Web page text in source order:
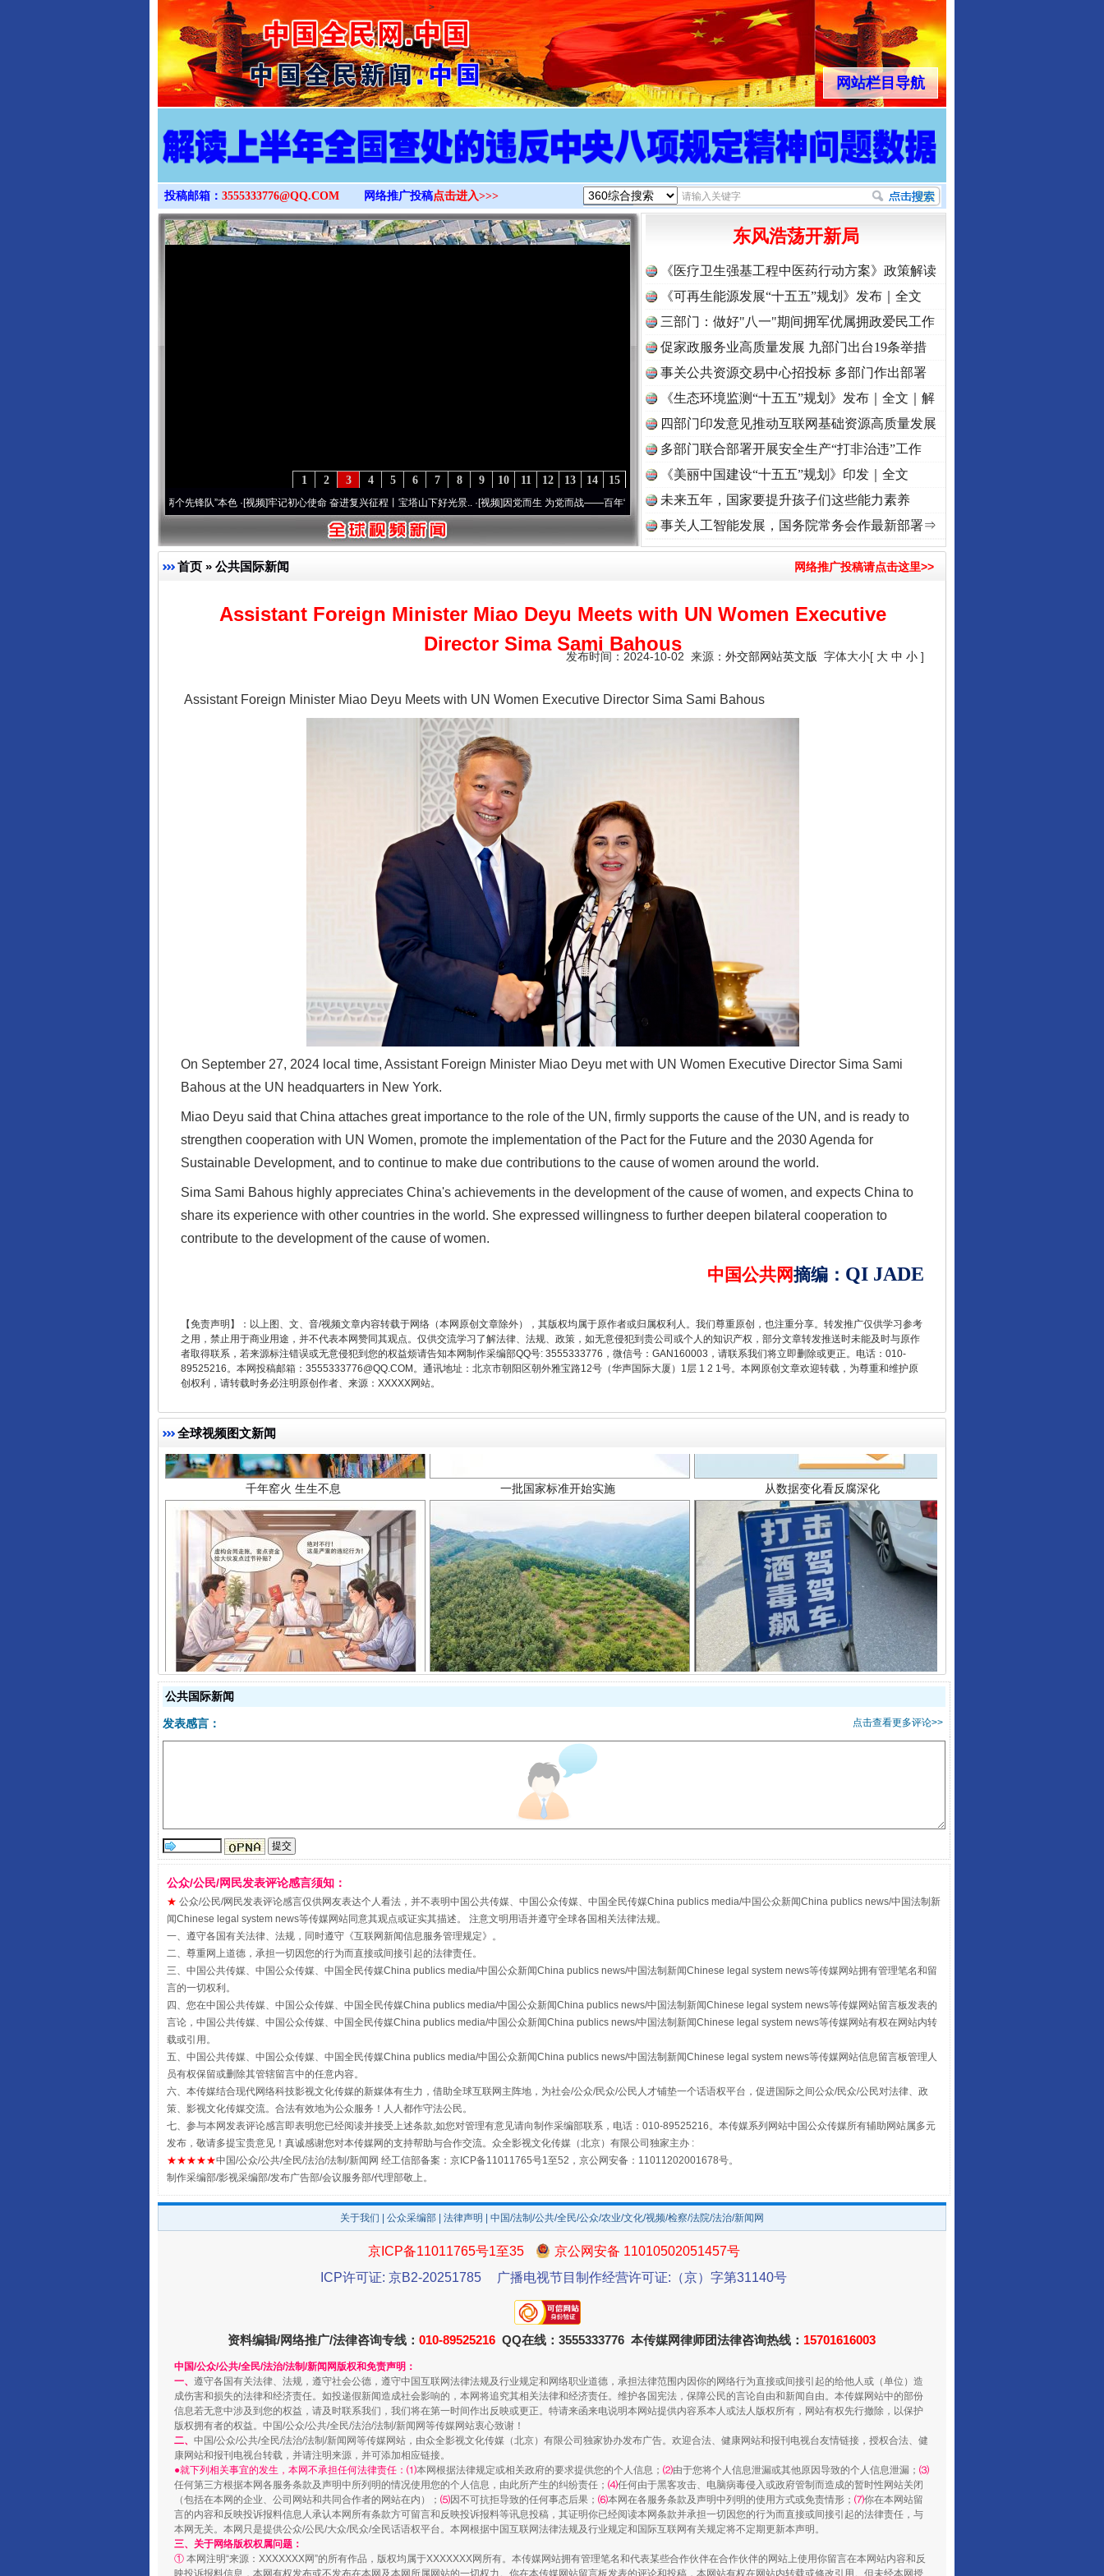
>
网站栏目导航
投稿邮箱： 3555333776@QQ.COM 网络推广投稿点击进入>>>
15
14
13
12
11
10
9
8
7
6
5
4
3
2
1
永葆“两个先锋队”本色·[视频]牢记初心使命 奋进复兴征程丨宝塔山下好光景..·[视频]因党而生 为党而战——百年“纪”事⑧加强纪律..·[视频]牢记初心使命 奋进复兴征程丨“转折之城”激荡..·[视频]
东风浩荡开新局
《医疗卫生强基工程中医药行动方案》政策解读
《可再生能源发展“十五五”规划》发布｜全文
三部门：做好"八一"期间拥军优属拥政爱民工作
促家政服务业高质量发展 九部门出台19条举措
事关公共资源交易中心招投标 多部门作出部署
《生态环境监测“十五五”规划》发布｜全文｜解
读
四部门印发意见推动互联网基础资源高质量发展
多部门联合部署开展安全生产“打非治违”工作
《美丽中国建设“十五五”规划》印发｜全文
未来五年，国家要提升孩子们这些能力素养
事关人工智能发展，国务院常务会作最新部署⇒
首页 » 公共国际新闻 网络推广投稿请点击这里>>
Assistant Foreign Minister Miao Deyu Meets with UN Women Executive
Director Sima Sami Bahous
发布时间：2024-10-02 来源： 外交部网站英文版 字体大小[ 大 中 小 ]
Assistant Foreign Minister Miao Deyu Meets with UN Women Executive Director Sima Sami Bahous
On September 27, 2024 local time, Assistant Foreign Minister Miao Deyu met with UN Women Executive Director Sima Sami
Bahous at the UN headquarters in New York.
Miao Deyu said that China attaches great importance to the role of the UN, firmly supports the cause of the UN, and is ready to
strengthen cooperation with UN Women, promote the implementation of the Pact for the Future and the 2030 Agenda for
Sustainable Development, and to continue to make due contributions to the cause of women around the world.
Sima Sami Bahous highly appreciates China's achievements in the development of the cause of women, and expects China to
share its experience with other countries in the world. She expressed willingness to further deepen bilateral cooperation to
contribute to the development of the cause of women.
中国公共网摘编 ： QI JADE
【免责声明】：以上图、文、音/视频文章内容转载于网络（本网原创文章除外），其版权均属于原作者或归属权利人。我们尊重原创，也注重分享。转发推广仅供学习参考
之用，禁止用于商业用途，并不代表本网赞同其观点。仅供交流学习了解法律、法规、政策，如无意侵犯到贵公司或个人的知识产权，部分文章转发推送时未能及时与原作
者取得联系，若来源标注错误或无意侵犯到您的权益烦请告知本网制作采编部QQ号: 3555333776，微信号：GAN160003，请联系我们将立即删除或更正。电话：010-
89525216。本网投稿邮箱：3555333776@QQ.COM。通讯地址：北京市朝阳区朝外雅宝路12号（华声国际大厦）1层 1 2 1号。本网原创文章欢迎转载，为尊重和维护原
创权利，请转载时务必注明原创作者、来源：XXXXX网站。
全球视频图文新闻
一纸欠条伤亲情 巡回调解促和解..
东山县通报“牛蛙产品抗生素超标问题” 法徽映军营 权益有保障 让核能赋能千行百业
揭开“小金库”的免责幌子 以产业富民促振兴 酒驾未被当场查获能处罚吗
受贿1.44亿！段成刚被判无期
全民健身五年计划来了！等你上场 事关残疾人未来5年 让传统村落焕发生机
阿坝州三大球赛在茂县开幕 规模最大的光氢储一体化项目 走走走！国家喊你健身啦
国家大学科技园优化重塑工作 镜头丨大暑三秋近 山西：不断增强治理腐败综合效能
公共国际新闻
点击查看更多评论>>
发表感言：
公众/公民/网民发表评论感言须知：
★ 公众/公民/网民发表评论感言仅供网友表达个人看法，并不表明中国公共传媒、中国公众传媒、中国全民传媒China publics media/中国公众新闻China publics news/中国法制新
闻Chinese legal system news等传媒网站同意其观点或证实其描述。 注意文明用语并遵守全球各国相关法律法规。
一、遵守各国有关法律、法规，同时遵守《互联网新闻信息服务管理规定》。
二、尊重网上道德，承担一切因您的行为而直接或间接引起的法律责任。
三、中国公共传媒、中国公众传媒、中国全民传媒China publics media/中国公众新闻China publics news/中国法制新闻Chinese legal system news等传媒网站拥有管理笔名和留
言的一切权利。
四、您在中国公共传媒、中国公众传媒、中国全民传媒China publics media/中国公众新闻China publics news/中国法制新闻Chinese legal system news等传媒网站留言板发表的
言论，中国公共传媒、中国公众传媒、中国全民传媒China publics media/中国公众新闻China publics news/中国法制新闻Chinese legal system news等传媒网站有权在网站内转
载或引用。
五、中国公共传媒、中国公众传媒、中国全民传媒China publics media/中国公众新闻China publics news/中国法制新闻Chinese legal system news等传媒网站信息留言板管理人
员有权保留或删除其管辖留言中的任意内容。
六、本传媒结合现代网络科技影视文化传媒的新媒体有生力，借助全球互联网主阵地，为社会/公众/民众/公民人才铺垫一个话语权平台，促进国际之间公众/民众/公民对法律、政
策、影视文化传媒交流。合法有效地为公众服务！人人都作守法公民。
七、参与本网发表评论感言即表明您已经阅读并接受上述条款,如您对管理有意见请向制作采编部联系，电话：010-89525216。本传媒系列网站中国公众传媒所有辅助网站属多元
发布，敬请多提宝贵意见！真诚感谢您对本传媒网的支持帮助与合作交流。众全影视文化传媒（北京）有限公司独家主办 :
★★★★★中国/公众/公共/全民/法治/法制/新闻网 经工信部备案：京ICP备11011765号1至52，京公网安备：11011202001678号。
制作采编部/影视采编部/发布广告部/会议服务部/代理部敬上。
关于我们 公众采编部 法律声明 | 中国/法制/公共/全民/公众/农业/文化/视频/检察/法院/法治/新闻网
京ICP备11011765号1至35
京公网安备 11010502051457号
ICP许可证: 京B2-20251785
广播电视节目制作经营许可证:（京）字第31140号
资料编辑/网络推广/法律咨询专线： 010-89525216 QQ在线：3555333776 本传媒网律师团法律咨询热线： 15701616003
中国/公众/公共/全民/法治/法制/新闻网版权和免责声明：
一、 遵守各国有关法律、法规，遵守社会公德，遵守中国互联网法律法规及行业规定和网络职业道德，承担法律范围内因你的网络行为直接或间接引起的给他人或（单位）造
成伤害和损失的法律和经济责任。如投递假新闻造成社会影响的，本网将追究其相关法律和经济责任。维护各国宪法，保障公民的言论自由和新闻自由。本传媒网站中的部份
信息若无意中涉及到您的权益，请及时联系我们，我们将在第一时间作出反映或更正。特请来函来电说明本网站提供内容系本人或法人版权所有，网站有权先行撤除，以保护
版权拥有者的权益。中国/公众/公共/全民/法治/法制/新闻网等传媒网站衷心致谢！
二、 中国/公众/公共/全民/法治/法制/新闻网等传媒网站，由众全影视文化传媒（北京）有限公司独家协办发布广告。欢迎合法、健康网站和报刊电视台友情链接，授权合法、健
康网站和报刊电视台转载，并请注明来源，并可添加相应链接。
●就下列相关事宜的发生，本网不承担任何法律责任：⑴本网根据法律规定或相关政府的要求提供您的个人信息； ⑵由于您将个人信息泄漏或其他原因导致的个人信息泄漏； ⑶
任何第三方根据本网各服务条款及声明中所列明的情况使用您的个人信息，由此所产生的纠纷责任； ⑷任何由于黑客攻击、电脑病毒侵入或政府管制而造成的暂时性网站关闭
（包括在本网的企业、公司网站和共同合作者的网站在内）； ⑸因不可抗拒导致的任何事态后果； ⑹本网在各服务条款及声明中列明的使用方式或免责情形； ⑺你在本网站留
言的内容和反映投诉报料信息人承认本网所有条款方可留言和反映投诉报料等讯息投稿，其证明你已经阅读本网条款并承担一切因您的行为而直接或间接引起的法律责任，与
本网无关。本网只是提供公众/公民/大众/民众/全民话语权平台。本网根据中国互联网法律法规及行业规定和国际互联网有关规定将不定期更新本声明。
三、关于网络版权权属问题：
① 本网注明“来源：XXXXXXX网”的所有作品，版权均属于XXXXXXX网所有。本传媒网站拥有管理笔名和代表某些合作伙伴在合作伙伴的网站上使用你留言在本网站内容和反
映投诉报料信息，本网有权发布或不发布在本网及本网所属网站的一切权力。你在本传媒网站留言板发表的评论和投稿，本网站有权在网站内转载或修改引用。但未经本网授